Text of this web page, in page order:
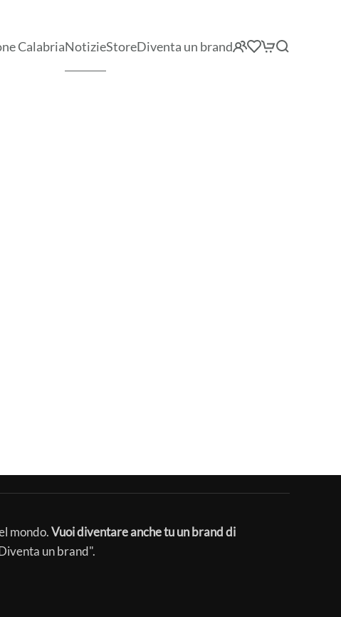
CalabriaNotizieStoreDiventa un brand
mondo.Vuoi diventare anche tu un brand di
un brand".